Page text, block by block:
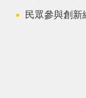
民眾參與創新